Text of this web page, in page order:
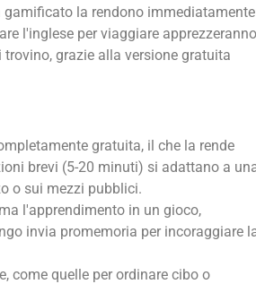
la rendono immediatamente
l'inglese per viaggiare apprezzeranno
grazie alla versione gratuita
gratuita, il che la rende
brevi (5-20 minuti) si adattano a
o sui mezzi pubblici.
l'apprendimento in un gioco,
invia promemoria per incoraggiare
come quelle per ordinare cibo o